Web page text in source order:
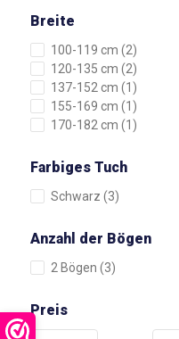
Breite
100-119 cm (2)
120-135 cm (2)
137-152 cm (1)
155-169 cm (1)
170-182 cm (1)
Farbiges Tuch
Schwarz (3)
Anzahl der Bögen
2 Bögen (3)
Preis